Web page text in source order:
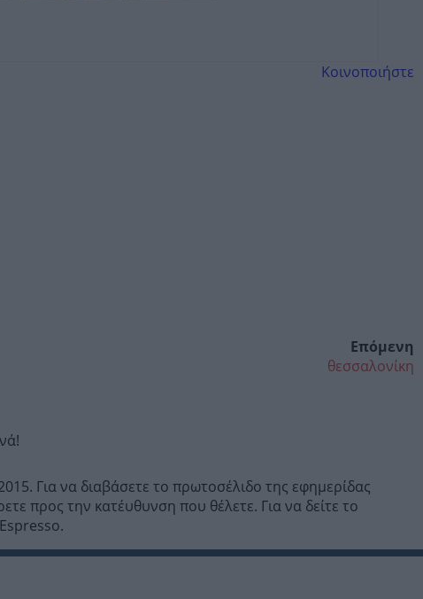
Κοινοποιήστε
Επόμενη
θεσσαλονίκη
Για να διαβάσετε το πρωτοσέλιδο της εφημερίδας
προς την κατέυθυνση που θέλετε. Για να δείτε το